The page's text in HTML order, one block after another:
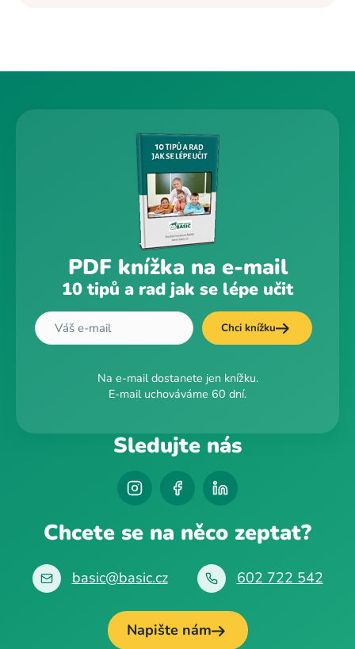
PDF knížka na e-mail
10 tipů a rad jak se lépe učit
Chci knížku
Na e-mail dostanete jen knížku.
E-mail uchováváme 60 dní.
Sledujte nás
Chcete se na něco zeptat?
basic@basic.cz 602 722 542
Napište nám